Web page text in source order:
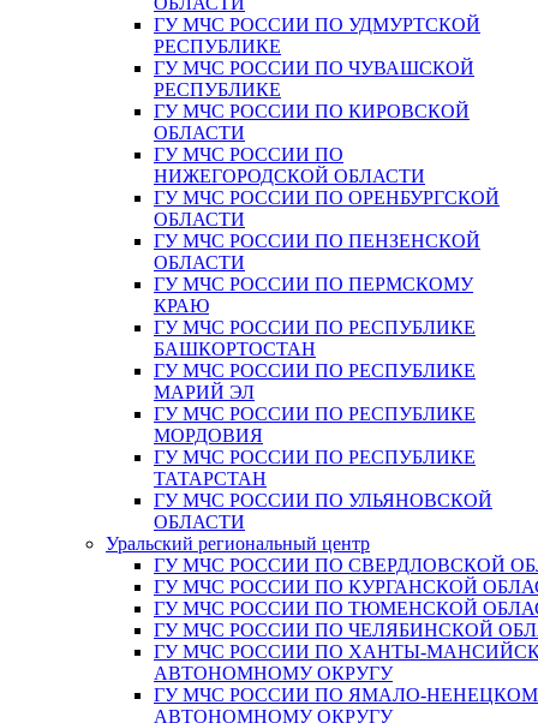
ГУ МЧС РОССИИ ПО УДМУРТСКОЙ
РЕСПУБЛИКЕ
ГУ МЧС РОССИИ ПО ЧУВАШСКОЙ
РЕСПУБЛИКЕ
ГУ МЧС РОССИИ ПО КИРОВСКОЙ
ОБЛАСТИ
ГУ МЧС РОССИИ ПО
НИЖЕГОРОДСКОЙ ОБЛАСТИ
ГУ МЧС РОССИИ ПО ОРЕНБУРГСКОЙ
ОБЛАСТИ
ГУ МЧС РОССИИ ПО ПЕНЗЕНСКОЙ
ОБЛАСТИ
ГУ МЧС РОССИИ ПО ПЕРМСКОМУ
КРАЮ
ГУ МЧС РОССИИ ПО РЕСПУБЛИКЕ
БАШКОРТОСТАН
ГУ МЧС РОССИИ ПО РЕСПУБЛИКЕ
МАРИЙ ЭЛ
ГУ МЧС РОССИИ ПО РЕСПУБЛИКЕ
МОРДОВИЯ
ГУ МЧС РОССИИ ПО РЕСПУБЛИКЕ
ТАТАРСТАН
ГУ МЧС РОССИИ ПО УЛЬЯНОВСКОЙ
ОБЛАСТИ
Уральский региональный центр
ГУ МЧС РОССИИ ПО СВЕРДЛОВСКОЙ
ГУ МЧС РОССИИ ПО КУРГАНСКОЙ
ГУ МЧС РОССИИ ПО ТЮМЕНСКОЙ
ГУ МЧС РОССИИ ПО ЧЕЛЯБИНСКОЙ
ГУ МЧС РОССИИ ПО ХАНТЫ-
АВТОНОМНОМУ ОКРУГУ
ГУ МЧС РОССИИ ПО ЯМАЛО-
АВТОНОМНОМУ ОКРУГУ